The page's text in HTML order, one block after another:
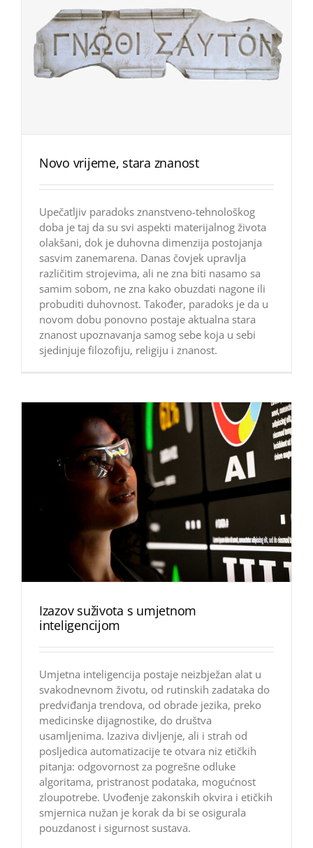
Novo vrijeme, stara znanost
Upečatljiv paradoks znanstveno-tehnološkog
doba je taj da su svi aspekti materijalnog života
olakšani, dok je duhovna dimenzija postojanja
sasvim zanemarena. Danas čovjek upravlja
različitim strojevima, ali ne zna biti nasamo sa
samim sobom, ne zna kako obuzdati nagone ili
probuditi duhovnost. Također, paradoks je da u
novom dobu ponovno postaje aktualna stara
znanost upoznavanja samog sebe koja u sebi
sjedinjuje filozofiju, religiju i znanost.
Izazov suživota s umjetnom
inteligencijom
Umjetna inteligencija postaje neizbježan alat u
svakodnevnom životu, od rutinskih zadataka do
predviđanja trendova, od obrade jezika, preko
medicinske dijagnostike, do društva
usamljenima. Izaziva divljenje, ali i strah od
posljedica automatizacije te otvara niz etičkih
pitanja: odgovornost za pogrešne odluke
algoritama, pristranost podataka, mogućnost
zloupotrebe. Uvođenje zakonskih okvira i etičkih
smjernica nužan je korak da bi se osigurala
pouzdanost i sigurnost sustava.